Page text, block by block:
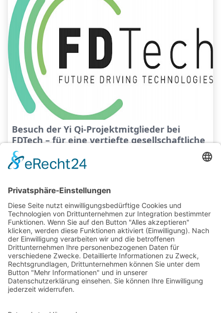
Besuch der Yi Qi-Projektmitglieder bei
FDTech – für eine vertiefte gesellschaftliche
Zusammenarbeit (20.06.2024)
Am 20.06.2024 besuchte Prof. Schumann, Professor für
Hochschule, die FDTech GmbH (im Folgenden FDTec...
News
Events
Wissen
Über YiQi